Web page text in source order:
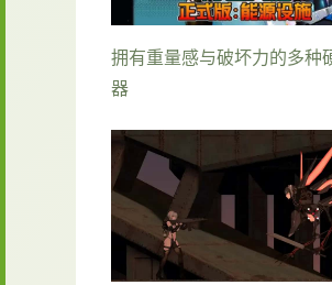
拥有重量感与破坏力的多种
器